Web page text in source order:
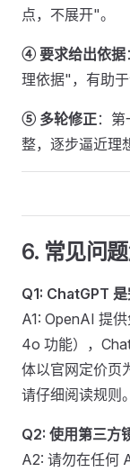
点，不展开"。
④ 要求给出依据
理依据"，有助于
⑤ 多轮修正：
整，逐步逼近理
6. 常见问
Q1: ChatGPT 是
A1: OpenAI 提
4o 功能），
体以官网定价页
请仔细阅读规则。
Q2: 使用第三方
A2: 请勿在任何